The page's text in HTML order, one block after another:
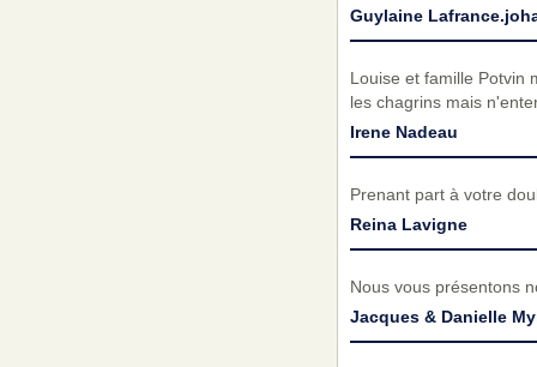
Guylaine
Louise et famille Potvin
les chagrins mais
Irene Nadeau
Prenant part à votre
Reina Lavigne
Nous vous présentons
Jacques & Danielle